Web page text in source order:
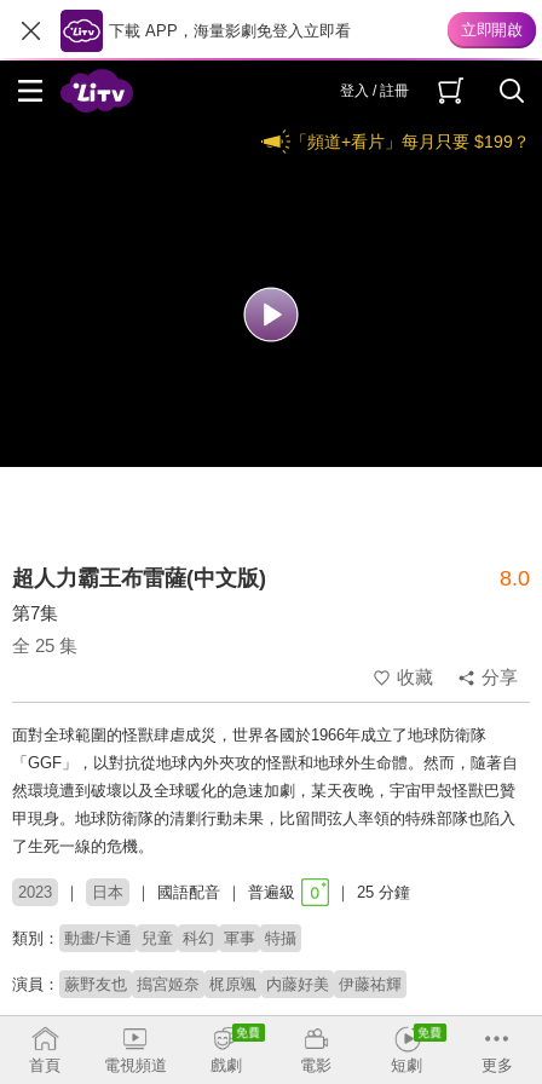
下載 APP，海量影劇免登入立即看
登入 / 註冊
「頻道+看片」每月只要 $199？
超人力霸王布雷薩(中文版) 8.0
第7集
全 25 集
收藏
分享
面對全球範圍的怪獸肆虐成災，世界各國於1966年成立了地球防衛隊
「GGF」，以對抗從地球內外夾攻的怪獸和地球外生命體。然而，隨著自
然環境遭到破壞以及全球暖化的急速加劇，某天夜晚，宇宙甲殼怪獸巴贊
甲現身。地球防衛隊的清剿行動未果，比留間弦人率領的特殊部隊也陷入
了生死一線的危機。
2023 日本 國語配音 普遍級 25 分鐘
類別： 動畫/卡通 兒童 科幻 軍事 特攝
演員： 蕨野友也 搗宮姬奈 梶原颯 内藤好美 伊藤祐輝
製作公司： 圓谷製作
導演： 田口清隆
首頁 電視頻道 戲劇 電影 短劇 更多